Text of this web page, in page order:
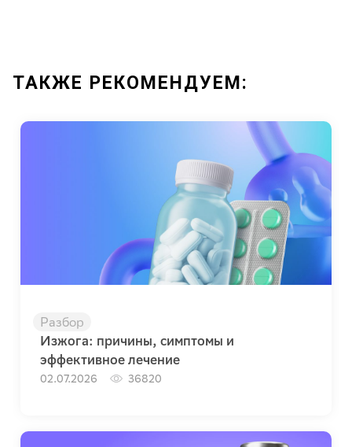
ТАКЖЕ РЕКОМЕНДУЕМ:
Разбор
Изжога: причины, симптомы и
эффективное лечение
02.07.2026 36820